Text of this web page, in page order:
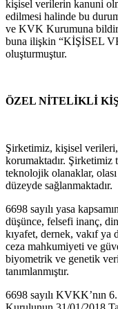
kişisel verilerin kanuni
edilmesi halinde bu
ve KVK Kurumuna
buna ilişkin “KİŞİSEL
oluşturmuştur.
ÖZEL NİTELİKLİ
Şirketimiz, kişisel
korumaktadır. Şirketimiz
teknolojik olanaklar,
düzeyde sağlanmaktadır.
6698 sayılı yasa
düşünce, felsefi inanç,
kıyafet, dernek, vakıf ya
ceza mahkumiyeti ve
biyometrik ve genetik
tanımlanmıştır.
6698 sayılı KVKK’nın